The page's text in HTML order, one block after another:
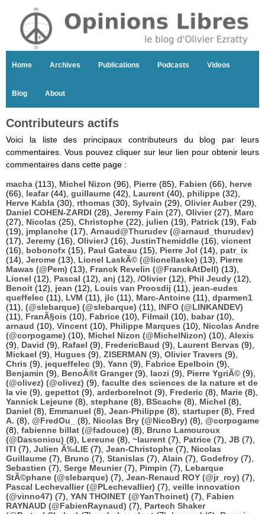
Home Archives Publications Podcasts Videos
Blog About
Contributeurs actifs
Voici la liste des principaux contributeurs du blog par leurs
commentaires. Vous pouvez cliquer sur leur lien pour obtenir leurs
commentaires dans cette page :
macha (113), Michel Nizon (96), Pierre (85), Fabien (66), herve
(66), leafar(44), guillaume (42), Laurent (40), philippe (32),
Herve Kabla (30), rthomas (30), Sylvain (29), Olivier Auber(29),
Daniel COHEN-ZARDI (28), Jeremy Fain (27), Olivier(27), Marc
(27), Nicolas (25), Christophe (22), julien (19), Patrick (19), Fab
(19), jmplanche (17), Arnaud@Thurudev (@arnaud_thurudev)
(17), Jeremy (16), OlivierJ (16), JustinThemiddle (16), vicnent
(16), bobonofx (15), Paul Gateau (15), Pierre Jol (14), patr_ix
(14), Jerome (13), Lionel LaskÃ© (@lionellaske) (13), Pierre
Mawas (@Pem) (13), Franck Revelin (@FranckAtDell) (13),
Lionel (12), Pascal (12), anj (12), /Olivier(12), Phil Jeudy (12),
Benoit (12), jean (12), Louis van Proosdij (11), jean-eudes
queffelec (11), LVM (11), jlc (11), Marc-Antoine (11), dparmen1
(11), (@slebarque) (@slebarque) (11), INFO (@LINKANDEV)
(11), FranÃ§ois (10), Fabrice (10), Filmail (10), babar(10),
arnaud (10), Vincent (10), Philippe Marques (10), Nicolas Andre
(@corpogame) (10), Michel Nizon (@MichelNizon) (10), Alexis
(9), David (9), Rafael (9), FredericBaud (9), Laurent Bervas (9),
Mickael (9), Hugues (9), ZISERMAN (9), Olivier Travers (9),
Chris (9), jequeffelec (9), Yann (9), Fabrice Epelboin (9),
Benjamin (9), BenoÃ®t Granger(9), laozi (9), Pierre YgriÃ© (9),
(@olivez) (@olivez) (9), faculte des sciences de la nature et de
la vie (9), gepettot (9), arderborelnot (9), Frederic (8), Marie (8),
Yannick Lejeune (8), stephane (8), BScache (8), Michel (8),
Daniel (8), Emmanuel (8), Jean-Philippe (8), startuper(8), Fred
A. (8), @FredOu_ (8), Nicolas Bry (@NicoBry) (8), @corpogame
(8), fabienne billat (@fadouce) (8), Bruno Lamouroux
(@Dassoniou) (8), Lereune (8), ~laurent (7), Patrice (7), JB (7),
ITI (7), Julien Ã‰LIE (7), Jean-Christophe (7), Nicolas
Guillaume (7), Bruno (7), Stanislas (7), Alain (7), Godefroy (7),
Sebastien (7), Serge Meunier(7), Pimpin (7), Lebarque
StÃ©phane (@slebarque) (7), Jean-Renaud ROY (@jr_roy) (7),
Pascal Lechevallier (@PLechevallier) (7), veille innovation
(@vinno47) (7), YAN THOINET (@YanThoinet) (7), Fabien
RAYNAUD (@FabienRaynaud) (7), Partech Shaker